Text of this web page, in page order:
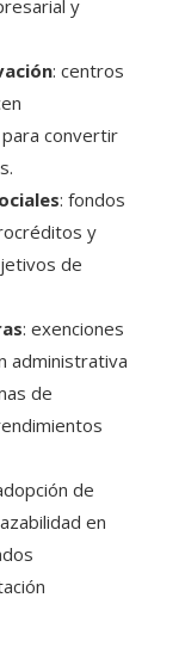
y
: centros
convertir
: fondos
y
de
: exenciones
administrativa
de
de
en